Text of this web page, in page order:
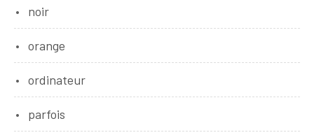
noir
orange
ordinateur
parfois